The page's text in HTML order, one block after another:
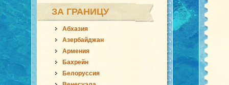
ЗА ГРАНИЦУ
Абхазия
Азербайджан
Армения
Бахрейн
Белоруссия